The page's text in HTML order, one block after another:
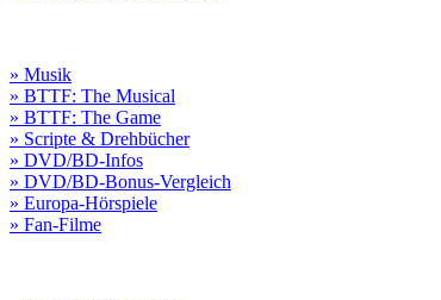
» Musik
» BTTF: The Musical
» BTTF: The Game
» Scripte & Drehbücher
» DVD/BD-Infos
» DVD/BD-Bonus-Vergleich
» Europa-Hörspiele
» Fan-Filme